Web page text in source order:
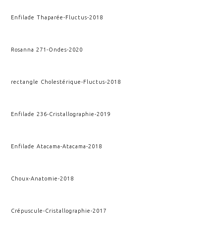
Enfilade Thaparée-Fluctus-2018
Rosanna 271-Ondes-2020
rectangle Cholestérique-Fluctus-2018
Enfilade 236-Cristallographie-2019
Enfilade Atacama-Atacama-2018
Choux-Anatomie-2018
Crépuscule-Cristallographie-2017